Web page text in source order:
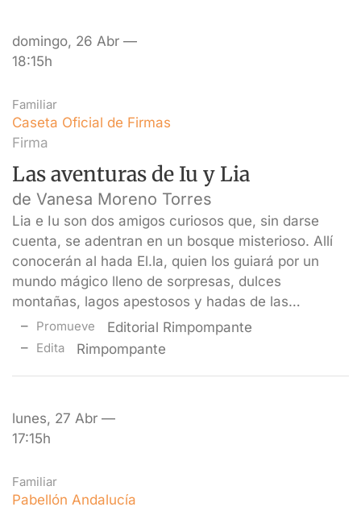
domingo, 26 Abr —
18:15h
Familiar
Caseta Oficial de Firmas
Firma
Las aventuras de Iu y Lia
de Vanesa Moreno Torres
Lia e Iu son dos amigos curiosos que, sin darse
cuenta, se adentran en un bosque misterioso. Allí
conocerán al hada El.la, quien los guiará por un
mundo mágico lleno de sorpresas, dulces
montañas, lagos apestosos y hadas de las…
Promueve Editorial Rimpompante
Edita Rimpompante
lunes, 27 Abr —
17:15h
Familiar
Pabellón Andalucía